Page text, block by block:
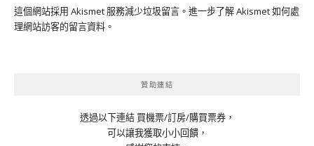
這個網站採用 Akismet 服務減少垃圾留言。 進一步了解 Akismet 如何處
理網站訪客的留言資料 。
贊助連結
透過以下連結 買機票/訂房/購買票券，
可以讓我獲取小小回饋，